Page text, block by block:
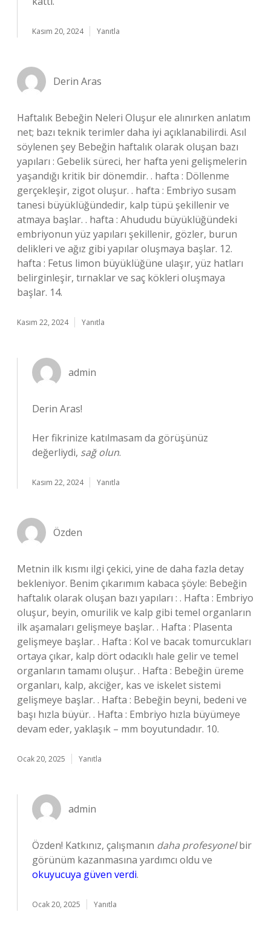
Kasım 20, 2024 Yanıtla
Derin Aras
Haftalık Bebeğin Neleri Oluşur ele alınırken anlatım
net; bazı teknik terimler daha iyi açıklanabilirdi. Asıl
söylenen şey Bebeğin haftalık olarak oluşan bazı
yapıları : Gebelik süreci, her hafta yeni gelişmelerin
yaşandığı kritik bir dönemdir. . hafta : Döllenme
gerçekleşir, zigot oluşur. . hafta : Embriyo susam
tanesi büyüklüğündedir, kalp tüpü şekillenir ve
atmaya başlar. . hafta : Ahududu büyüklüğündeki
embriyonun yüz yapıları şekillenir, gözler, burun
delikleri ve ağız gibi yapılar oluşmaya başlar. 12.
hafta : Fetus limon büyüklüğüne ulaşır, yüz hatları
belirginleşir, tırnaklar ve saç kökleri oluşmaya
başlar. 14.
Kasım 22, 2024 Yanıtla
admin
Derin Aras!
Her fikrinize katılmasam da görüşünüz
değerliydi, sağ olun.
Kasım 22, 2024 Yanıtla
Özden
Metnin ilk kısmı ilgi çekici, yine de daha fazla detay
bekleniyor. Benim çıkarımım kabaca şöyle: Bebeğin
haftalık olarak oluşan bazı yapıları : . Hafta : Embriyo
oluşur, beyin, omurilik ve kalp gibi temel organların
ilk aşamaları gelişmeye başlar. . Hafta : Plasenta
gelişmeye başlar. . Hafta : Kol ve bacak tomurcukları
ortaya çıkar, kalp dört odacıklı hale gelir ve temel
organların tamamı oluşur. . Hafta : Bebeğin üreme
organları, kalp, akciğer, kas ve iskelet sistemi
gelişmeye başlar. . Hafta : Bebeğin beyni, bedeni ve
başı hızla büyür. . Hafta : Embriyo hızla büyümeye
devam eder, yaklaşık – mm boyutundadır. 10.
Ocak 20, 2025 Yanıtla
admin
Özden! Katkınız, çalışmanın daha profesyonelbir
görünüm kazanmasına yardımcı oldu ve
okuyucuya güven verdi.
Ocak 20, 2025 Yanıtla